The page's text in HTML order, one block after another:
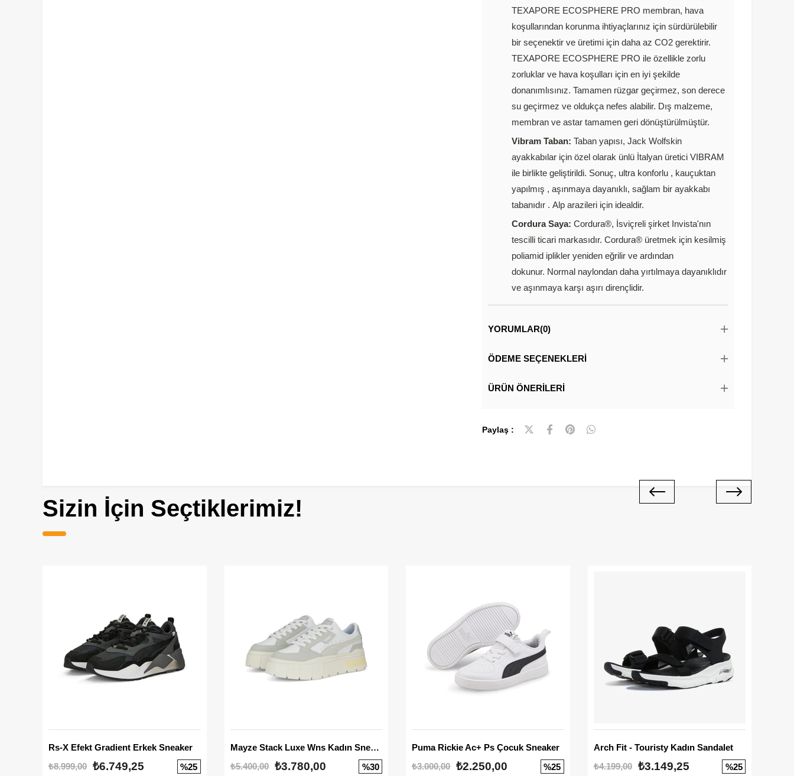
TEXAPORE ECOSPHERE PRO membran, hava
koşullarından korunma ihtiyaçlarınız için sürdürülebilir
bir seçenektir ve üretimi için daha az CO2 gerektirir.
TEXAPORE ECOSPHERE PRO ile özellikle zorlu
zorluklar ve hava koşulları için en iyi şekilde
donanımlısınız. Tamamen rüzgar geçirmez, son derece
su geçirmez ve oldukça nefes alabilir. Dış malzeme,
membran ve astar tamamen geri dönüştürülmüştür.
Vibram Taban: Taban yapısı, Jack Wolfskin
ayakkabılar için özel olarak ünlü İtalyan üretici VIBRAM
ile birlikte geliştirildi. Sonuç, ultra konforlu , kauçuktan
yapılmış , aşınmaya dayanıklı, sağlam bir ayakkabı
tabanıdır . Alp arazileri için idealdir.
Cordura Saya: Cordura®, İsviçreli şirket Invista'nın
tescilli ticari markasıdır. Cordura® üretmek için kesilmiş
poliamid iplikler yeniden eğrilir ve ardından
dokunur. Normal naylondan daha yırtılmaya dayanıklıdır
ve aşınmaya karşı aşırı dirençlidir.
YORUMLAR(0)
ÖDEME SEÇENEKLERI
ÜRÜN ÖNERILERI
Paylaş :
Sizin İçin Seçtiklerimiz!
Rs-X Efekt Gradient Erkek Sneaker
₺8.999,00 ₺6.749,25 %25
Mayze Stack Luxe Wns Kadın Sneaker
₺5.400,00
₺3.780,00 %30
Puma Rickie Ac+ Ps Çocuk Sneaker
₺3.000,00 ₺2.250,00 %25
Arch Fit - Touristy Kadın Sandalet
₺4.199,00
₺3.149,25 %25